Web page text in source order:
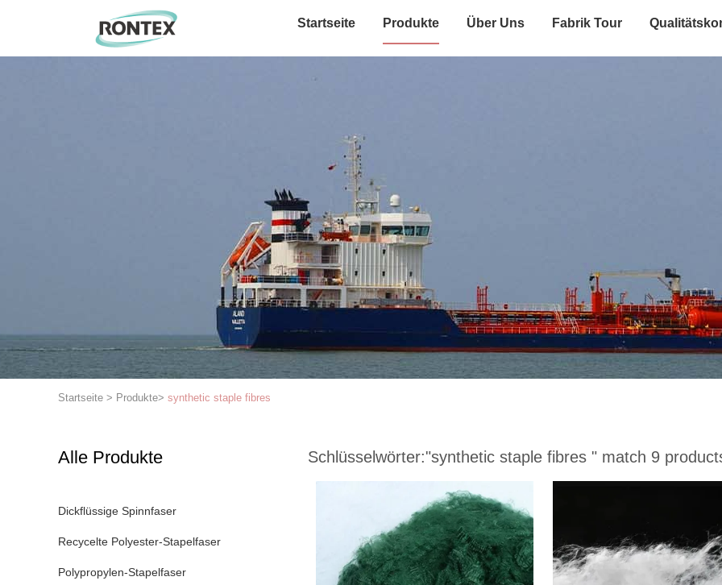
Startseite Produkte Über Uns Fabrik Tour
Startseite > Produkte> synthetic staple fibres
Alle Produkte
Dickflüssige Spinnfaser
Recycelte Polyester-Stapelfaser
Polypropylen-Stapelfaser
Schlüsselwörter:"synthetic staple fibres " match 9